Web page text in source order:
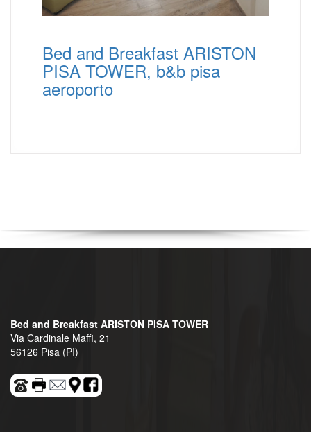
Bed and Breakfast ARISTON
PISA TOWER, b&b pisa
aeroporto
Bed and Breakfast ARISTON PISA TOWER
Via Cardinale Maffi, 21
56126 Pisa (PI)